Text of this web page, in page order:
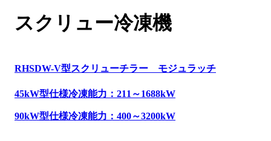
スクリュー冷凍機
RHSDW-V型スクリューチラー モジュラッチ
45kW型仕様冷凍能力：211～1688kW
90kW型仕様冷凍能力：400～3200kW